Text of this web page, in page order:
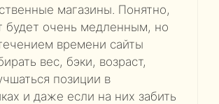
магазины. Понятно,
будет очень медленным, но
времени сайты
вес, бэки, возраст,
позиции в
и даже если на них забить